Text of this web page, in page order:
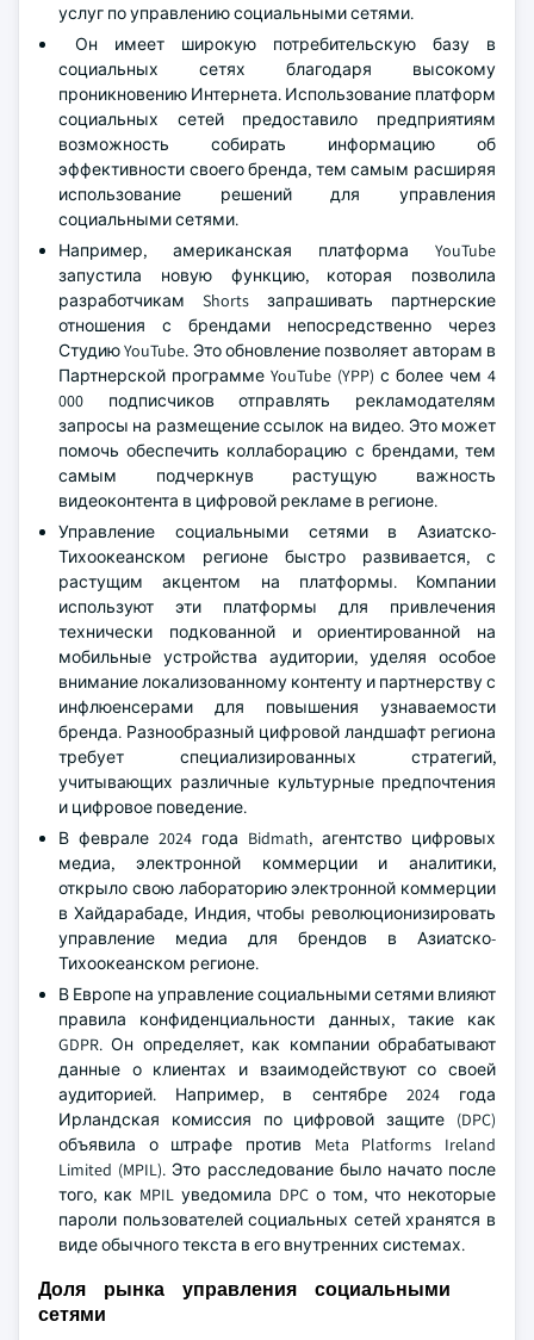
услуг по управлению социальными сетями.
Он имеет широкую потребительскую базу в
социальных сетях благодаря высокому
проникновению Интернета. Использование платформ
социальных сетей предоставило предприятиям
возможность собирать информацию об
эффективности своего бренда, тем самым расширяя
использование решений для управления
социальными сетями.
Например, американская платформа YouTube
запустила новую функцию, которая позволила
разработчикам Shorts запрашивать партнерские
отношения с брендами непосредственно через
Студию YouTube. Это обновление позволяет авторам в
Партнерской программе YouTube (YPP) с более чем 4
000 подписчиков отправлять рекламодателям
запросы на размещение ссылок на видео. Это может
помочь обеспечить коллаборацию с брендами, тем
самым подчеркнув растущую важность
видеоконтента в цифровой рекламе в регионе.
Управление социальными сетями в Азиатско-
Тихоокеанском регионе быстро развивается, с
растущим акцентом на платформы. Компании
используют эти платформы для привлечения
технически подкованной и ориентированной на
мобильные устройства аудитории, уделяя особое
внимание локализованному контенту и партнерству с
инфлюенсерами для повышения узнаваемости
бренда. Разнообразный цифровой ландшафт региона
требует специализированных стратегий,
учитывающих различные культурные предпочтения
и цифровое поведение.
В феврале 2024 года Bidmath, агентство цифровых
медиа, электронной коммерции и аналитики,
открыло свою лабораторию электронной коммерции
в Хайдарабаде, Индия, чтобы революционизировать
управление медиа для брендов в Азиатско-
Тихоокеанском регионе.
В Европе на управление социальными сетями влияют
правила конфиденциальности данных, такие как
GDPR. Он определяет, как компании обрабатывают
данные о клиентах и взаимодействуют со своей
аудиторией. Например, в сентябре 2024 года
Ирландская комиссия по цифровой защите (DPC)
объявила о штрафе против Meta Platforms Ireland
Limited (MPIL). Это расследование было начато после
того, как MPIL уведомила DPC о том, что некоторые
пароли пользователей социальных сетей хранятся в
виде обычного текста в его внутренних системах.
Доля рынка управления социальными
сетями